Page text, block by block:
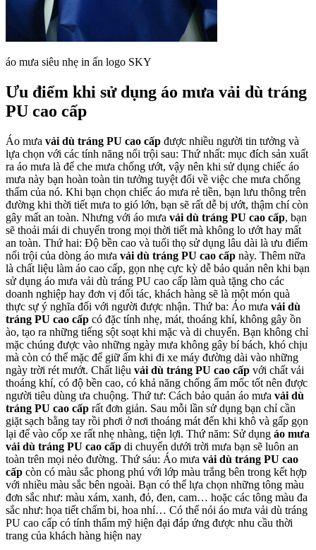
áo mưa siêu nhẹ in ấn logo SKY
Ưu điểm khi sử dụng áo mưa vải dù tráng
PU cao cấp
Áo mưa vải dù tráng PU cao cấp được nhiều người tin tưởng và
lựa chọn với các tính năng nổi trội sau: Thứ nhất: mục đích sản xuất
ra áo mưa là để che mưa chống ướt, vậy nên khi sử dụng chiếc áo
mưa này bạn hoàn toàn tin tưởng tuyệt đối về việc che mưa chống
thấm của nó. Khi bạn chọn chiếc áo mưa rẻ tiền, bạn lưu thông trên
đường khi thời tiết mưa to gió lớn, bạn sẽ rất dễ bị ướt, thậm chí còn
gây mất an toàn. Nhưng với áo mưa vải dù tráng PU cao cấp, bạn
sẽ thoải mái di chuyển trong mọi thời tiết mà không lo ướt hay mất
an toàn. Thứ hai: Độ bền cao và tuổi thọ sử dụng lâu dài là ưu điểm
nổi trội của dòng áo mưa vải dù tráng PU cao cấp này. Thêm nữa
là chất liệu làm áo cao cấp, gọn nhẹ cực kỳ dễ bảo quản nên khi bạn
sử dụng áo mưa vải dù tráng PU cao cấp làm quà tặng cho các
doanh nghiệp hay đơn vị đối tác, khách hàng sẽ là một món quà
thực sự ý nghĩa đối với người được nhận. Thứ ba: Áo mưa vải dù
tráng PU cao cấp có đặc tính nhẹ, mát, thoáng khí, không gây ồn
ào, tạo ra những tiếng sột soạt khi mặc và di chuyển. Bạn không chỉ
mặc chúng được vào những ngày mưa không gây bí bách, khó chịu
mà còn có thể mặc để giữ ấm khi đi xe máy đường dài vào những
ngày trời rét mướt. Chất liệu vải dù tráng PU cao cấp với chất vải
thoáng khí, có độ bền cao, có khả năng chống ẩm mốc tốt nên được
người tiêu dùng ưa chuộng. Thứ tư: Cách bảo quản áo mưa vải dù
tráng PU cao cấp rất đơn giản. Sau mỗi lần sử dụng bạn chỉ cần
giặt sạch bằng tay rồi phơi ở nơi thoáng mát đến khi khô và gấp gọn
lại để vào cốp xe rất nhẹ nhàng, tiện lợi. Thứ năm: Sử dụng áo mưa
vải dù tráng PU cao cấp di chuyển dưới trời mưa bạn sẽ luôn an
toàn trên mọi nẻo đường. Thứ sáu: Áo mưa vải dù tráng PU cao
cấp còn có màu sắc phong phú với lớp màu trắng bên trong kết hợp
với nhiều màu sắc bên ngoài. Bạn có thể lựa chọn những tông màu
đơn sắc như: màu xám, xanh, đỏ, đen, cam… hoặc các tông màu đa
sắc như: họa tiết chấm bi, hoa nhí… Có thể nói áo mưa vải dù tráng
PU cao cấp có tính thẩm mỹ hiện đại đáp ứng được nhu cầu thời
trang của khách hàng hiện nay